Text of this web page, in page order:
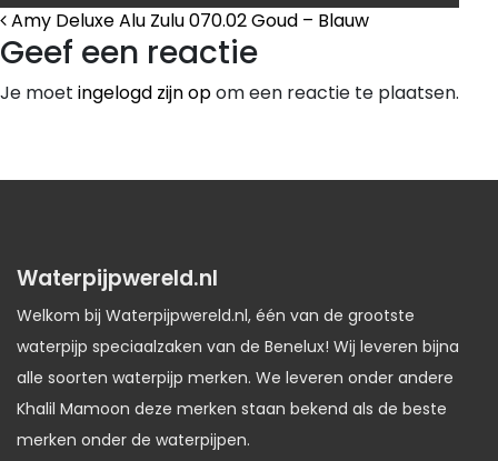
Bericht Navigatie
Amy Deluxe Alu Zulu 070.02 Goud – Blauw
Geef een reactie
Je moet ingelogd zijn opom een reactie te plaatsen.
Waterpijpwereld.nl
Welkom bij Waterpijpwereld.nl, één van de grootste
waterpijp speciaalzaken van de Benelux! Wij leveren bijna
alle soorten waterpijp merken. We leveren onder andere
Khalil Mamoon deze merken staan bekend als de beste
merken onder de waterpijpen.